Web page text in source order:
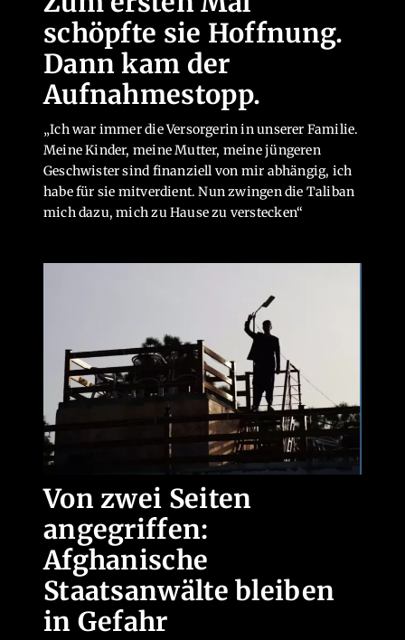
schöpfte sie Hoffnung.
Dann kam der
Aufnahmestopp.
„Ich war immer die Versorgerin in unserer Familie.
Meine Kinder, meine Mutter, meine jüngeren
Geschwister sind finanziell von mir abhängig, ich
habe für sie mitverdient. Nun zwingen die Taliban
mich dazu, mich zu Hause zu verstecken“
Von zwei Seiten
angegriffen:
Afghanische
Staatsanwälte bleiben
in Gefahr